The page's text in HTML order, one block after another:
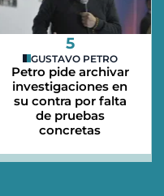
5
GUSTAVO PETRO
Petro pide archivar
investigaciones en
su contra por falta
de pruebas
concretas